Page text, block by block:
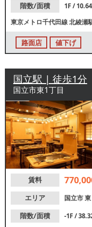
階数/面積
1F /
東京メトロ千代田線北綾瀬
路面店 値下げ
国立駅 | 徒歩1分
国立市東1丁目
賃料
エリア
国立市東
階数/面積
-1F /